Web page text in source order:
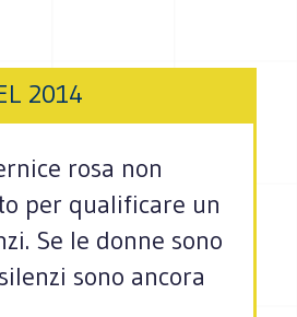
2014
rosa non
per qualificare un
Se le donne sono
sono ancora